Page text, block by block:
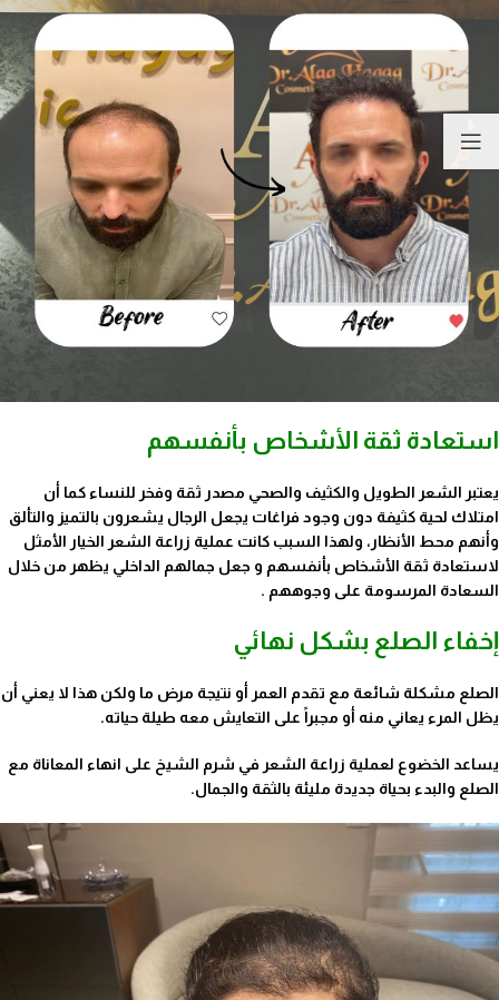
استعادة ثقة الأشخاص بأنفسهم
يعتبر الشعر الطويل والكثيف والصحي مصدر ثقة وفخر للنساء كما أن
امتلاك لحية كثيفة دون وجود فراغات يجعل الرجال يشعرون بالتميز والتألق
وأنهم محط الأنظار، ولهذا السبب كانت عملية زراعة الشعر الخيار الأمثل
لاستعادة ثقة الأشخاص بأنفسهم و جعل جمالهم الداخلي يظهر من خلال
السعادة المرسومة على وجوههم .
إخفاء الصلع بشكل نهائي
الصلع مشكلة شائعة مع تقدم العمر أو نتيجة مرض ما ولكن هذا لا يعني أن
يظل المرء يعاني منه أو مجبراً على التعايش معه طيلة حياته.
يساعد الخضوع لعملية زراعة الشعر في شرم الشيخ على انهاء المعاناة مع
الصلع والبدء بحياة جديدة مليئة بالثقة والجمال.